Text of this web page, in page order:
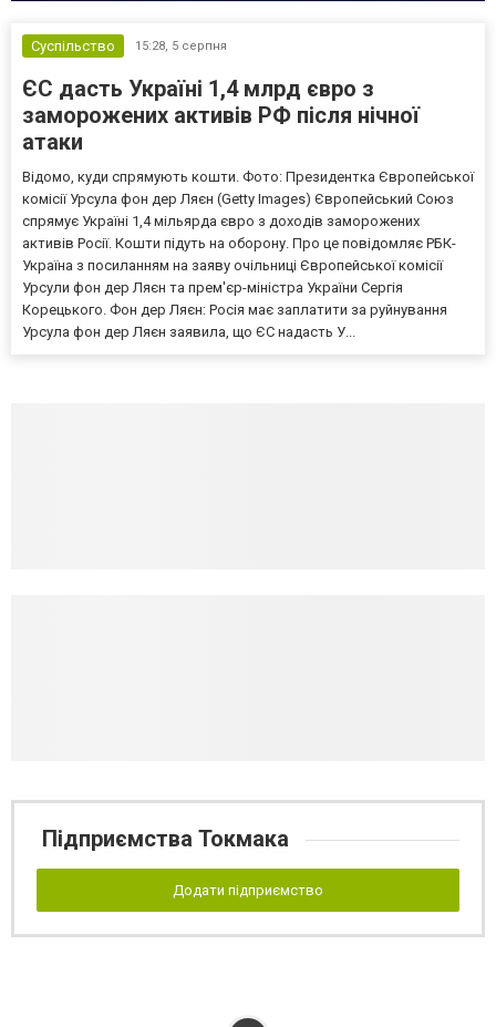
Суспільство 15:28, 5 серпня
ЄС дасть Україні 1,4 млрд євро з
заморожених активів РФ після нічної
атаки
Відомо, куди спрямують кошти. Фото: Президентка Європейської
комісії Урсула фон дер Ляєн (Getty Images) Європейський Союз
спрямує Україні 1,4 мільярда євро з доходів заморожених
активів Росії. Кошти підуть на оборону. Про це повідомляє РБК-
Україна з посиланням на заяву очільниці Європейської комісії
Урсули фон дер Ляєн та прем'єр-міністра України Сергія
Корецького. Фон дер Ляєн: Росія має заплатити за руйнування
Урсула фон дер Ляєн заявила, що ЄС надасть У...
Підприємства Токмака
Додати підприємство